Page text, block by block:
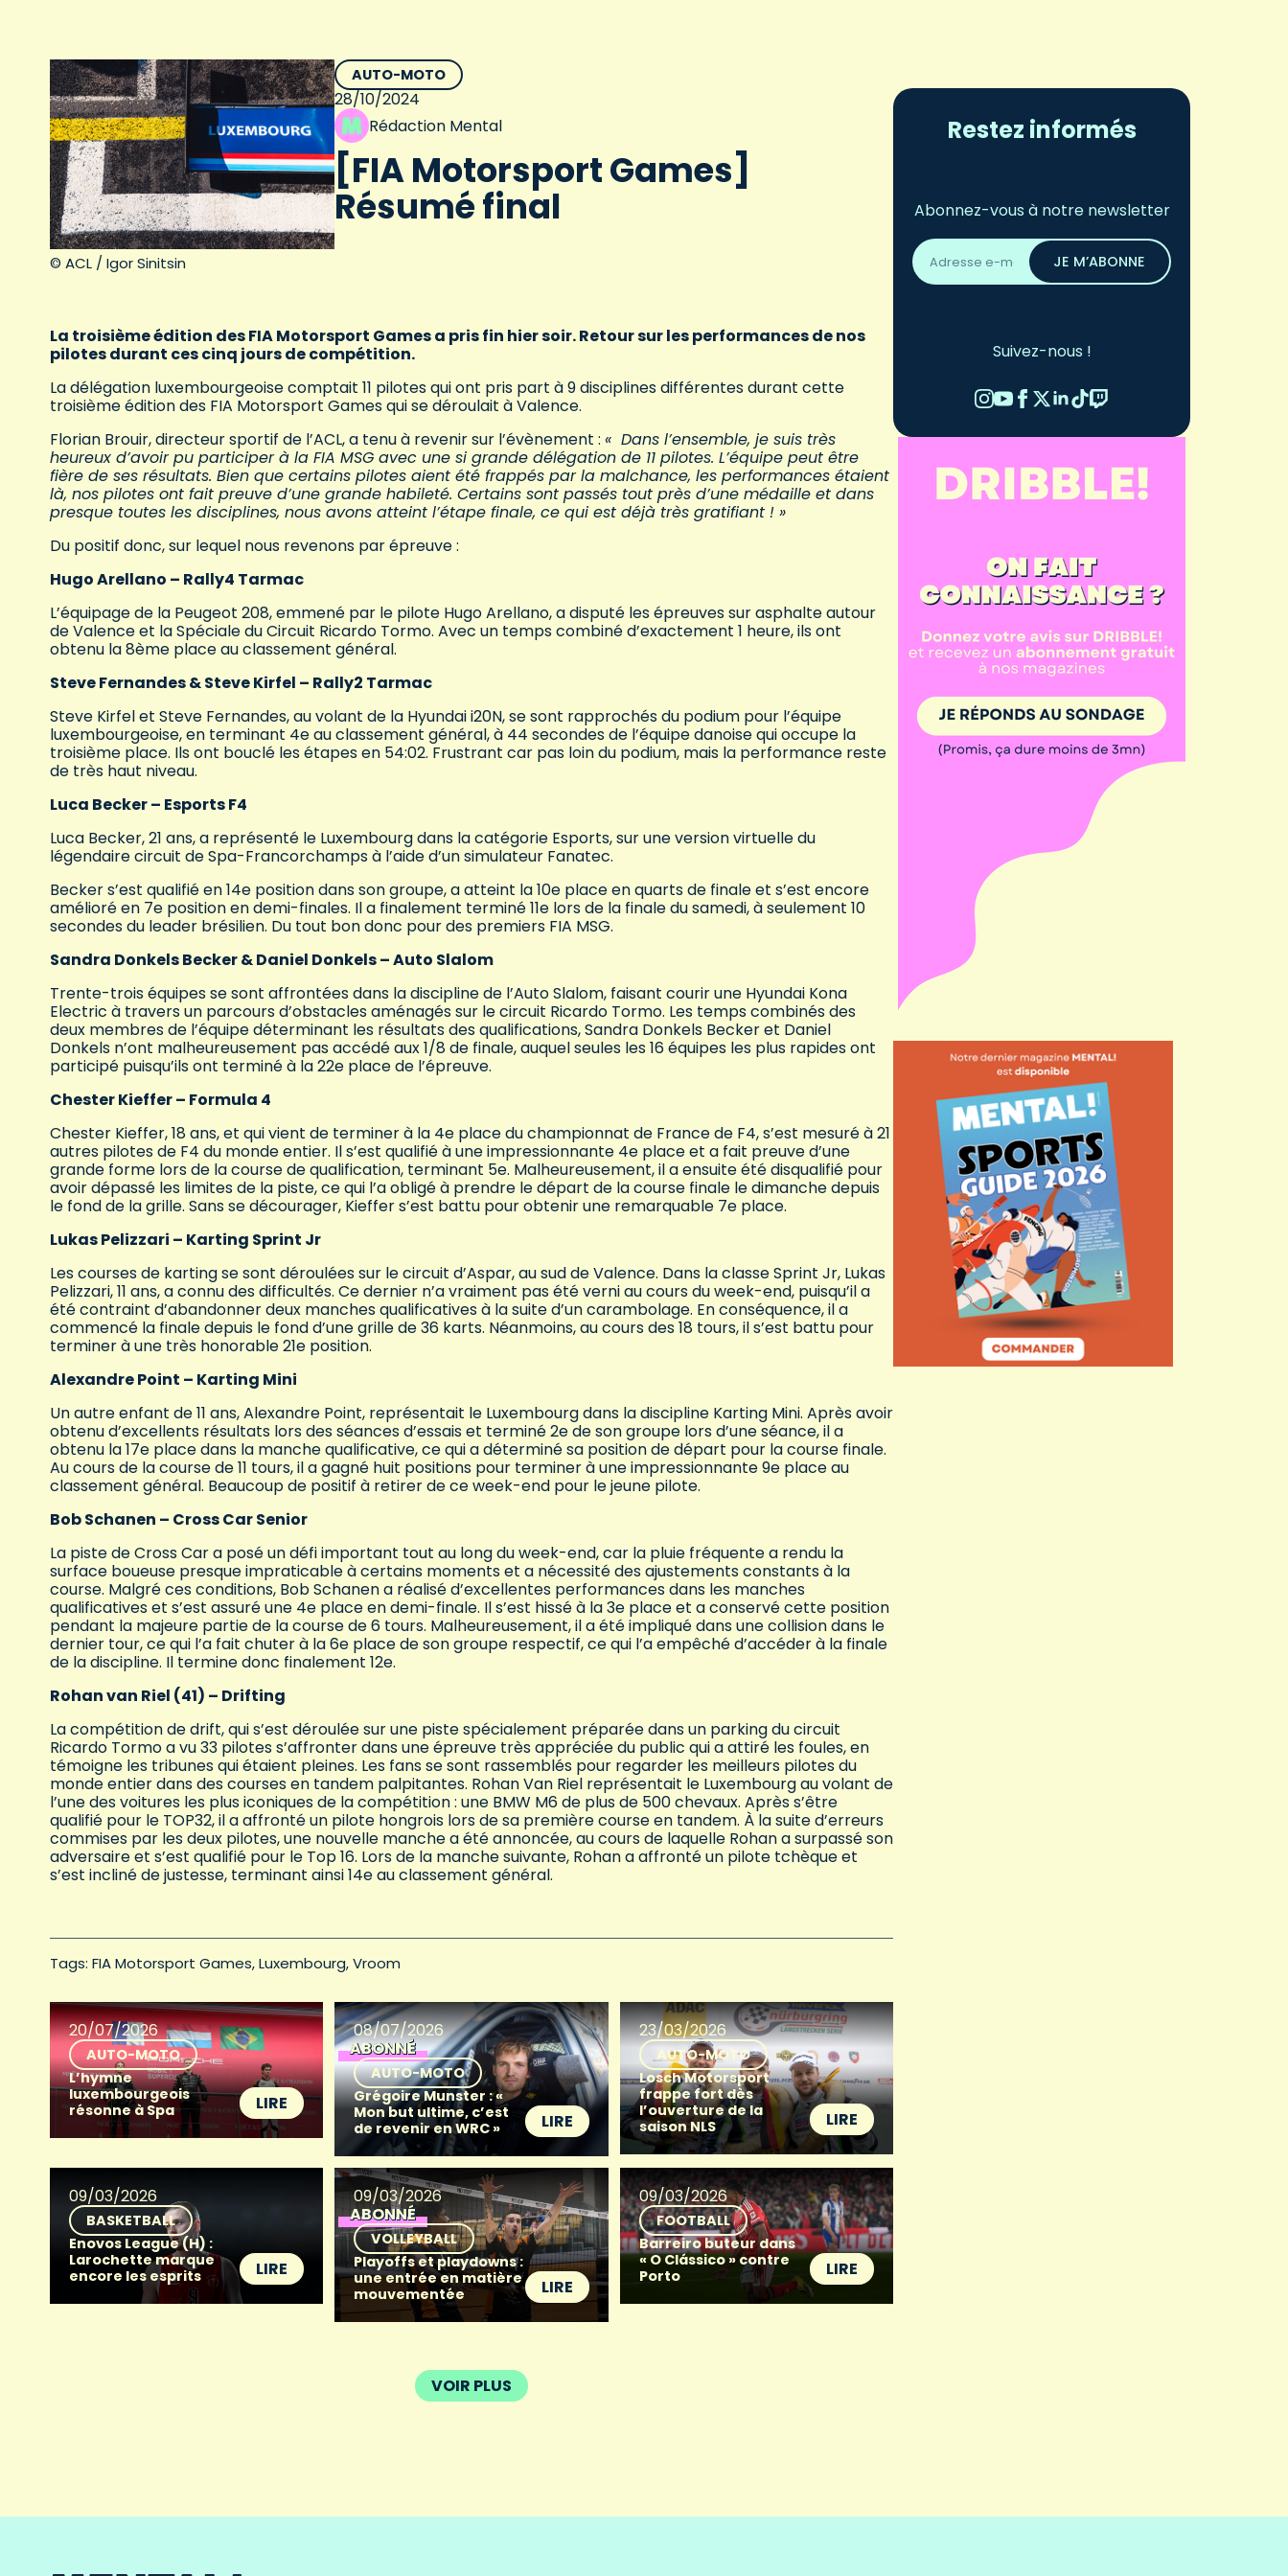
© ACL / Igor Sinitsin
AUTO-MOTO
28/10/2024
Rédaction Mental
[FIA Motorsport Games]
Résumé final
La troisième édition des FIA Motorsport Games a pris fin hier soir. Retour sur les performances de nos
pilotes durant ces cinq jours de compétition.
La délégation luxembourgeoise comptait 11 pilotes qui ont pris part à 9 disciplines différentes durant cette
troisième édition des FIA Motorsport Games qui se déroulait à Valence.
Florian Brouir, directeur sportif de l’ACL, a tenu à revenir sur l’évènement : « Dans l’ensemble, je suis très
heureux d’avoir pu participer à la FIA MSG avec une si grande délégation de 11 pilotes. L’équipe peut être
fière de ses résultats. Bien que certains pilotes aient été frappés par la malchance, les performances étaient
là, nos pilotes ont fait preuve d’une grande habileté. Certains sont passés tout près d’une médaille et dans
presque toutes les disciplines, nous avons atteint l’étape finale, ce qui est déjà très gratifiant ! »
Du positif donc, sur lequel nous revenons par épreuve :
Hugo Arellano – Rally4 Tarmac
L’équipage de la Peugeot 208, emmené par le pilote Hugo Arellano, a disputé les épreuves sur asphalte autour
de Valence et la Spéciale du Circuit Ricardo Tormo. Avec un temps combiné d’exactement 1 heure, ils ont
obtenu la 8ème place au classement général.
Steve Fernandes & Steve Kirfel – Rally2 Tarmac
Steve Kirfel et Steve Fernandes, au volant de la Hyundai i20N, se sont rapprochés du podium pour l’équipe
luxembourgeoise, en terminant 4e au classement général, à 44 secondes de l’équipe danoise qui occupe la
troisième place. Ils ont bouclé les étapes en 54:02. Frustrant car pas loin du podium, mais la performance reste
de très haut niveau.
Luca Becker – Esports F4
Luca Becker, 21 ans, a représenté le Luxembourg dans la catégorie Esports, sur une version virtuelle du
légendaire circuit de Spa-Francorchamps à l’aide d’un simulateur Fanatec.
Becker s’est qualifié en 14e position dans son groupe, a atteint la 10e place en quarts de finale et s’est encore
amélioré en 7e position en demi-finales. Il a finalement terminé 11e lors de la finale du samedi, à seulement 10
secondes du leader brésilien. Du tout bon donc pour des premiers FIA MSG.
Sandra Donkels Becker & Daniel Donkels – Auto Slalom
Trente-trois équipes se sont affrontées dans la discipline de l’Auto Slalom, faisant courir une Hyundai Kona
Electric à travers un parcours d’obstacles aménagés sur le circuit Ricardo Tormo. Les temps combinés des
deux membres de l’équipe déterminant les résultats des qualifications, Sandra Donkels Becker et Daniel
Donkels n’ont malheureusement pas accédé aux 1/8 de finale, auquel seules les 16 équipes les plus rapides ont
participé puisqu’ils ont terminé à la 22e place de l’épreuve.
Chester Kieffer – Formula 4
Chester Kieffer, 18 ans, et qui vient de terminer à la 4e place du championnat de France de F4, s’est mesuré à 21
autres pilotes de F4 du monde entier. Il s’est qualifié à une impressionnante 4e place et a fait preuve d’une
grande forme lors de la course de qualification, terminant 5e. Malheureusement, il a ensuite été disqualifié pour
avoir dépassé les limites de la piste, ce qui l’a obligé à prendre le départ de la course finale le dimanche depuis
le fond de la grille. Sans se décourager, Kieffer s’est battu pour obtenir une remarquable 7e place.
Lukas Pelizzari – Karting Sprint Jr
Les courses de karting se sont déroulées sur le circuit d’Aspar, au sud de Valence. Dans la classe Sprint Jr, Lukas
Pelizzari, 11 ans, a connu des difficultés. Ce dernier n’a vraiment pas été verni au cours du week-end, puisqu’il a
été contraint d’abandonner deux manches qualificatives à la suite d’un carambolage. En conséquence, il a
commencé la finale depuis le fond d’une grille de 36 karts. Néanmoins, au cours des 18 tours, il s’est battu pour
terminer à une très honorable 21e position.
Alexandre Point – Karting Mini
Un autre enfant de 11 ans, Alexandre Point, représentait le Luxembourg dans la discipline Karting Mini. Après avoir
obtenu d’excellents résultats lors des séances d’essais et terminé 2e de son groupe lors d’une séance, il a
obtenu la 17e place dans la manche qualificative, ce qui a déterminé sa position de départ pour la course finale.
Au cours de la course de 11 tours, il a gagné huit positions pour terminer à une impressionnante 9e place au
classement général. Beaucoup de positif à retirer de ce week-end pour le jeune pilote.
Bob Schanen – Cross Car Senior
La piste de Cross Car a posé un défi important tout au long du week-end, car la pluie fréquente a rendu la
surface boueuse presque impraticable à certains moments et a nécessité des ajustements constants à la
course. Malgré ces conditions, Bob Schanen a réalisé d’excellentes performances dans les manches
qualificatives et s’est assuré une 4e place en demi-finale. Il s’est hissé à la 3e place et a conservé cette position
pendant la majeure partie de la course de 6 tours. Malheureusement, il a été impliqué dans une collision dans le
dernier tour, ce qui l’a fait chuter à la 6e place de son groupe respectif, ce qui l’a empêché d’accéder à la finale
de la discipline. Il termine donc finalement 12e.
Rohan van Riel (41) – Drifting
La compétition de drift, qui s’est déroulée sur une piste spécialement préparée dans un parking du circuit
Ricardo Tormo a vu 33 pilotes s’affronter dans une épreuve très appréciée du public qui a attiré les foules, en
témoigne les tribunes qui étaient pleines. Les fans se sont rassemblés pour regarder les meilleurs pilotes du
monde entier dans des courses en tandem palpitantes. Rohan Van Riel représentait le Luxembourg au volant de
l’une des voitures les plus iconiques de la compétition : une BMW M6 de plus de 500 chevaux. Après s’être
qualifié pour le TOP32, il a affronté un pilote hongrois lors de sa première course en tandem. À la suite d’erreurs
commises par les deux pilotes, une nouvelle manche a été annoncée, au cours de laquelle Rohan a surpassé son
adversaire et s’est qualifié pour le Top 16. Lors de la manche suivante, Rohan a affronté un pilote tchèque et
s’est incliné de justesse, terminant ainsi 14e au classement général.
Tags: FIA Motorsport Games Luxembourg Vroom
20/07/2026
AUTO-MOTO
L’hymne
luxembourgeois
résonne à Spa
LIRE
08/07/2026
ABONNÉ
AUTO-MOTO
Grégoire Munster : «
Mon but ultime, c’est
de revenir en WRC »
LIRE
23/03/2026
AUTO-MOTO
Losch Motorsport
frappe fort dès
l’ouverture de la
saison NLS
LIRE
09/03/2026
BASKETBALL
Enovos League (H) :
Larochette marque
encore les esprits
LIRE
09/03/2026
ABONNÉ
VOLLEYBALL
Playoffs et playdowns :
une entrée en matière
mouvementée
LIRE
09/03/2026
FOOTBALL
Barreiro buteur dans
« O Clássico » contre
Porto
LIRE
VOIR PLUS
Restez informés
Abonnez-vous à notre newsletter
Adresse
email
*
JE M’ABONNE
Suivez-nous !